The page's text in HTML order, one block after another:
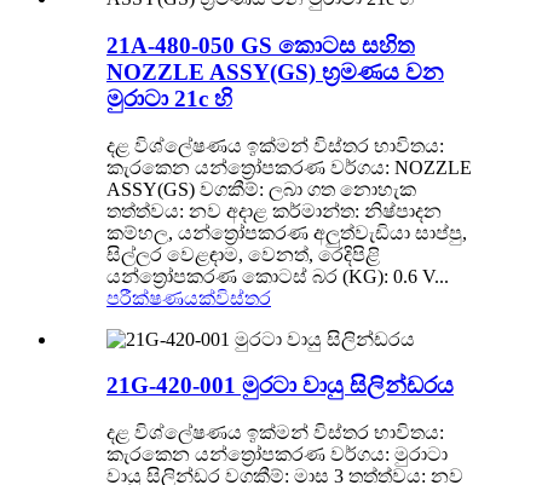
21A-480-050 GS කොටස සහිත
NOZZLE ASSY(GS) භ්‍රමණය වන
මුරාටා 21c හි
දළ විශ්ලේෂණය ඉක්මන් විස්තර භාවිතය:
කැරකෙන යන්ත්‍රෝපකරණ වර්ගය: NOZZLE
ASSY(GS) වගකීම්: ලබා ගත නොහැක
තත්ත්වය: නව අදාළ කර්මාන්ත: නිෂ්පාදන
කම්හල, යන්ත්‍රෝපකරණ අලුත්වැඩියා සාප්පු,
සිල්ලර වෙළඳාම, වෙනත්, රෙදිපිළි
යන්ත්‍රෝපකරණ කොටස් බර (KG): 0.6 V...
පරීක්ෂණයක්විස්තර
21G-420-001 මුරටා වායු සිලින්ඩරය
දළ විශ්ලේෂණය ඉක්මන් විස්තර භාවිතය:
කැරකෙන යන්ත්‍රෝපකරණ වර්ගය: මුරාටා
වායු සිලින්ඩර වගකීම්: මාස 3 තත්ත්වය: නව